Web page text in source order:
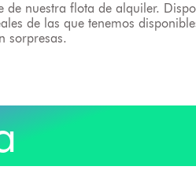
de nuestra flota de alquiler.
de las que tenemos
sorpresas.